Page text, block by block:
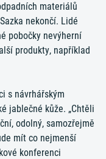
materiálů
nekončí. Lidé
pobočky nevýherní
produkty, například
s návrhářským
jablečné kůže. „Chtěli
odolný, samozřejmě
mít co nejmenší
konferenci